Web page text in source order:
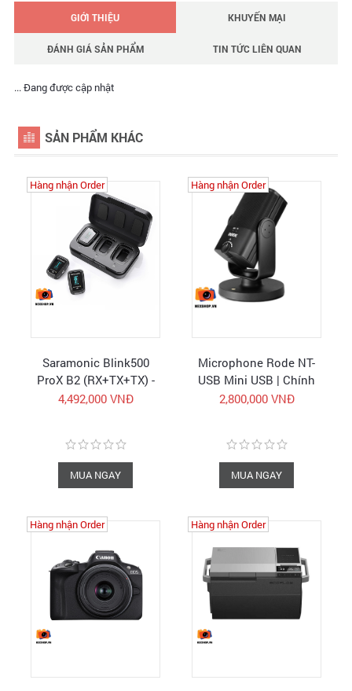
GIỚI THIỆU KHUYẾN MẠI
ĐÁNH GIÁ SẢN PHẨM TIN TỨC LIÊN QUAN
... Đang được cập nhật
SẢN PHẨM KHÁC
Saramonic Blink500
ProX B2 (RX+TX+TX) -
Micro không dây - Hàng
4,492,000 VNĐ
Hàng nhận Order
MUA NGAY
Microphone Rode NT-
USB Mini USB | Chính
hãng
2,800,000 VNĐ
Hàng nhận Order
MUA NGAY
Hàng nhận Order Hàng nhận Order